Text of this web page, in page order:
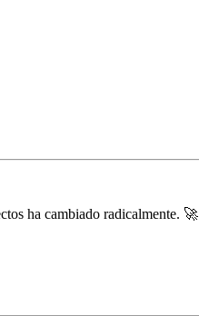
ha cambiado radicalmente. 🚀